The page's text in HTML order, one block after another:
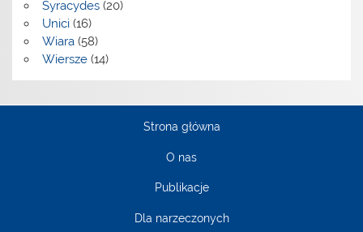
Syracydes(20)
Unici(16)
Wiara(58)
Wiersze(14)
Strona główna
O nas
Publikacje
Dla narzeczonych